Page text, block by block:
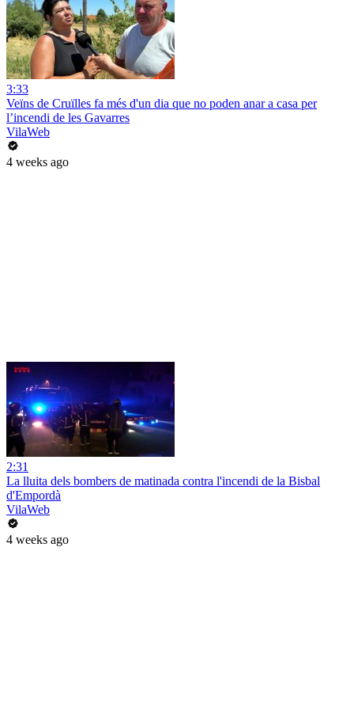
3:33
Veïns de Cruïlles fa més d'un dia que no poden anar a casa per
l’incendi de les Gavarres
VilaWeb
4 weeks ago
2:31
La lluita dels bombers de matinada contra l'incendi de la Bisbal
d'Empordà
VilaWeb
4 weeks ago